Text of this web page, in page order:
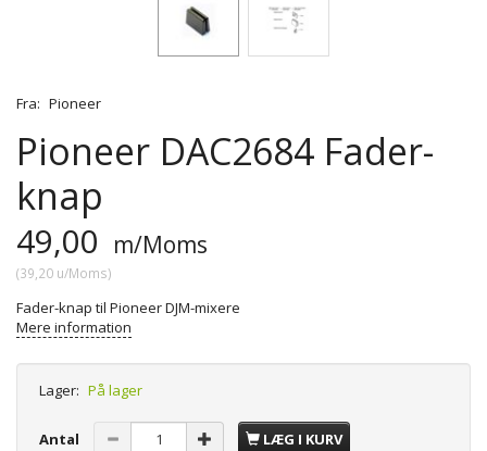
Fra: Pioneer
Pioneer DAC2684 Fader-
knap
49,00 m/Moms
(39,20 u/Moms)
Fader-knap til Pioneer DJM-mixere
Mere information
Lager: På lager
Antal LÆG I KURV